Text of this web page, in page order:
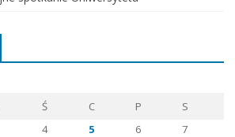
Ś C P
S
4 5 6
7